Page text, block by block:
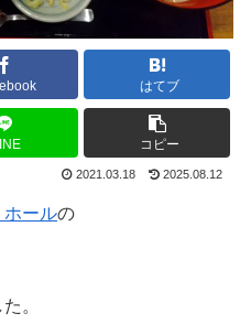
はてブ
コピー
2021.03.18 2025.08.12
ホールの
。